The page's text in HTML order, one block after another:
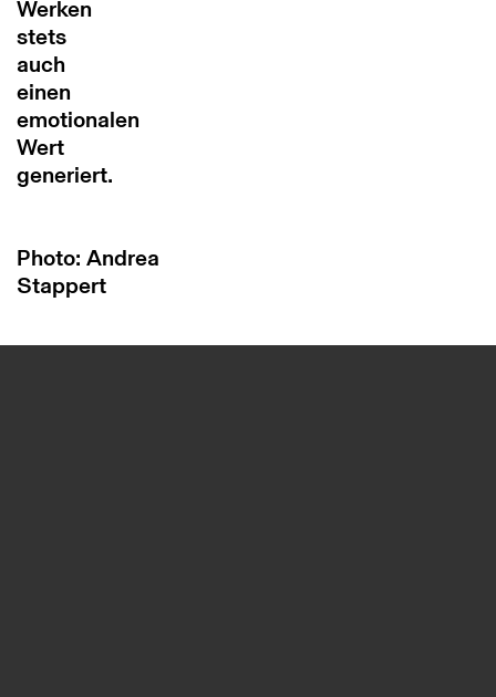
Werken
stets
auch
einen
emotionalen
Wert
generiert.
Photo: Andrea
Stappert